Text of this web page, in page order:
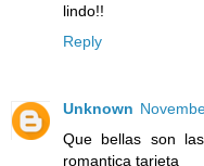
lindo!!
Reply
Unknown
Que bellas son
romantica tarjeta